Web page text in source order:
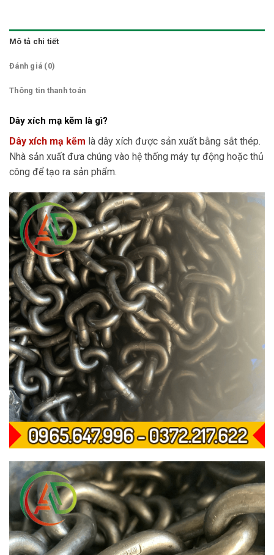
Mô tả chi tiết
Đánh giá (0)
Thông tin thanh toán
Dây xích mạ kẽm là gì?
Dây xích mạ kẽm là dây xích được sản xuất bằng sắt thép.
Nhà sản xuất đưa chúng vào hệ thống máy tự động hoặc thủ
công để tạo ra sản phẩm.